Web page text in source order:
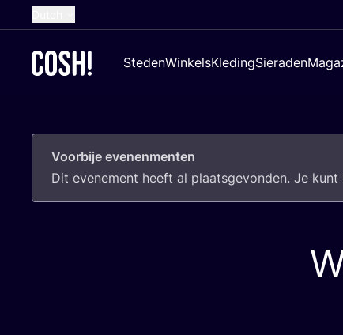
French
German
Croatian
StedenWinkelsKledingSieraden
Voorbije evenenmenten
Dit eve­ne­ment heeft al plaats­ge­von­den. Je